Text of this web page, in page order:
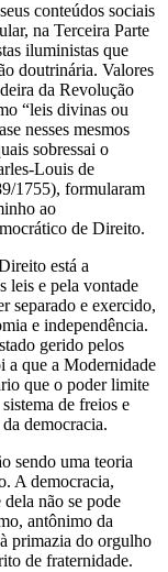
conteúdos sociais
na Terceira Parte
iluministas que
doutrinária. Valores
da Revolução
“leis divinas ou
nesses mesmos
sobressai o
Louis de
1755), formularam
ao
de Direito.
está a
leis e pela vontade
separado e exercido,
e independência.
gerido pelos
a que a Modernidade
que o poder limite
de freios e
democracia.
sendo uma teoria
A democracia,
não se pode
antônimo da
primazia do orgulho
de fraternidade.